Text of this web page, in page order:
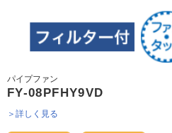
パイプファン
FY-08PFHY9VD
＞詳しく見る